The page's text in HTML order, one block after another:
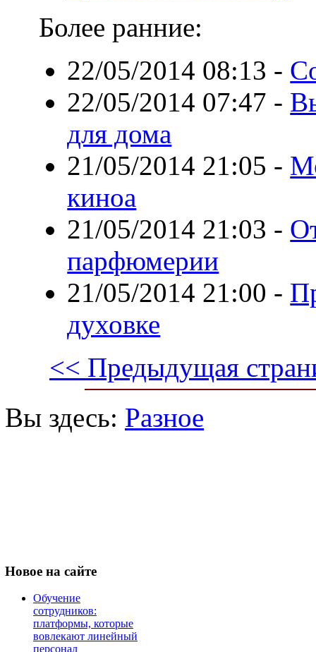
Более ранние:
22/05/2014 08:13 -
22/05/2014 07:47 -
для дома
21/05/2014 21:05 -
киноа
21/05/2014 21:03 -
парфюмерии
21/05/2014 21:00 -
духовке
<< Предыдущая
Вы здесь: Разное
Новое на сайте
Обучение
сотрудников:
платформы, которые
вовлекают линейный
персонал